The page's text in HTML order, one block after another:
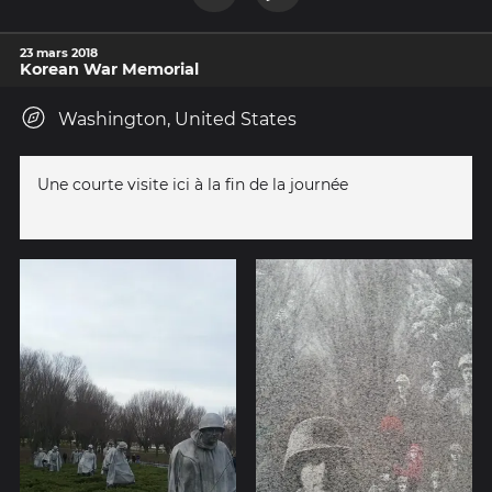
23 mars 2018
Korean War Memorial
Washington, United States
Une courte visite ici à la fin de la journée